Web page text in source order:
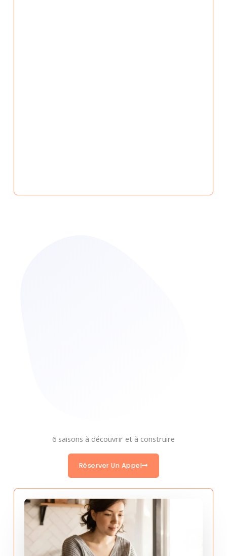
6 saisons à découvrir et à construire
Réserver Un Appel